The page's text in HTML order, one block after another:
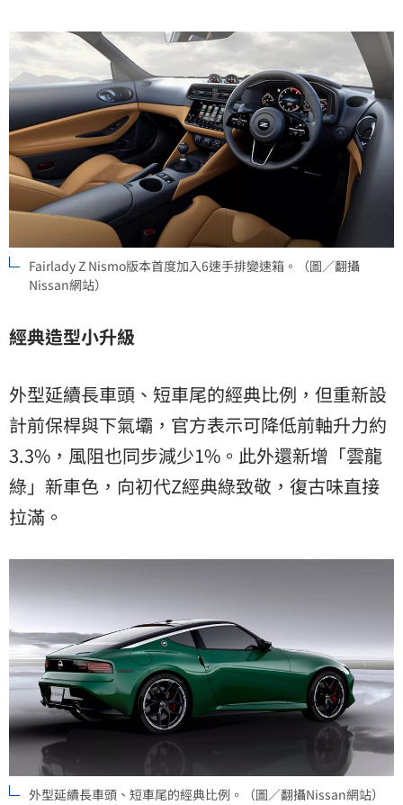
Fairlady Z Nismo版本首度加入6速手排變速箱。（圖／翻攝
Nissan網站）
經典造型小升級
外型延續長車頭、短車尾的經典比例，但重新設
計前保桿與下氣壩，官方表示可降低前軸升力約
3.3%，風阻也同步減少1%。此外還新增「雲龍
綠」新車色，向初代Z經典綠致敬，復古味直接
拉滿。
外型延續長車頭、短車尾的經典比例。（圖／翻攝Nissan網站）